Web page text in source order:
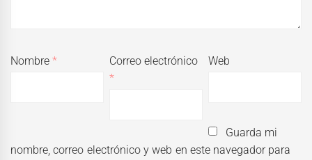
Nombre*
Correo electrónico
*
Web
Guarda mi
nombre, correo electrónico y web en este navegador para